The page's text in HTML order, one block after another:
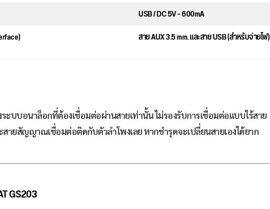
USB / DC 5V – 600mA
สาย AUX 3.5 mm. และสาย USB (สำหรับจ่ายไฟ)
ระบบอนาล็อกที่ต้องเชื่อมต่อผ่านสายเท่านั้น ไม่รองรับการเชื่อมต่อแบบไร้สาย
สายสัญญาณเชื่อมต่อติดกับตัวลำโพงเลย หากชำรุดจะเปลี่ยนสายเองได้ยาก
GS203